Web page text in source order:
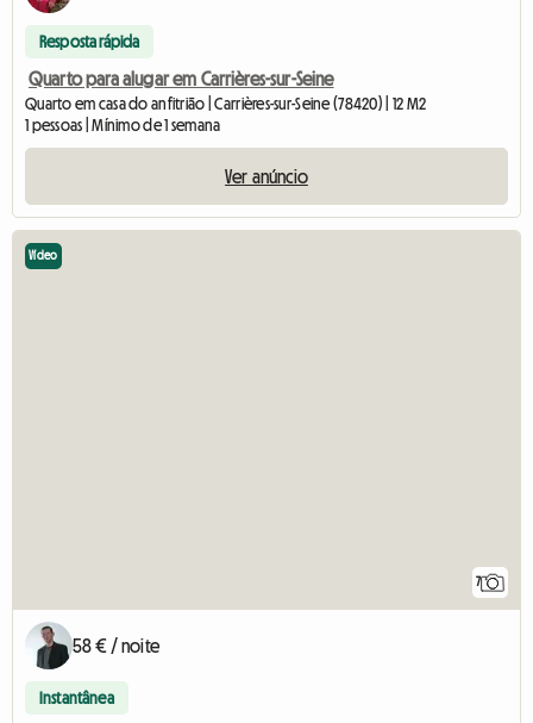
Resposta rápida
Quarto para alugar em Carrières-sur-Seine
Quarto em casa do anfitrião | Carrières-sur-Seine (78420) | 12 M2
1 pessoas | Mínimo de 1 semana
Ver anúncio
7
Vídeo
58 € / noite
Instantânea